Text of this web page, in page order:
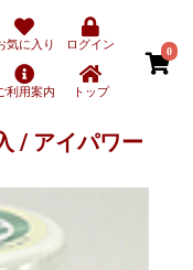
気に入り ログイン
利用案内 トップ
0
/ アイパワー